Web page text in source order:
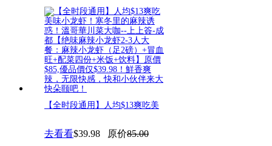
【全时段通用】人均$13爽吃美
去看看$39.98 原价85.00